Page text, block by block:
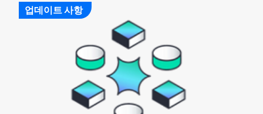
업데이트 사항